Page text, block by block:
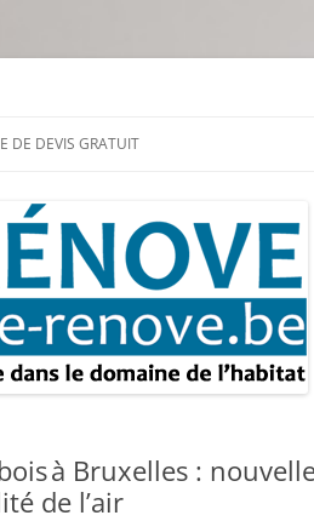
DE DEVIS GRATUIT
à Bruxelles :
de l’air